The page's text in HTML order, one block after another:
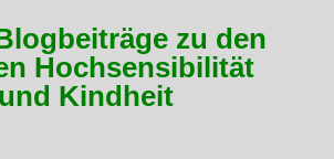
zu den
Hochsensibilität
und Kindheit